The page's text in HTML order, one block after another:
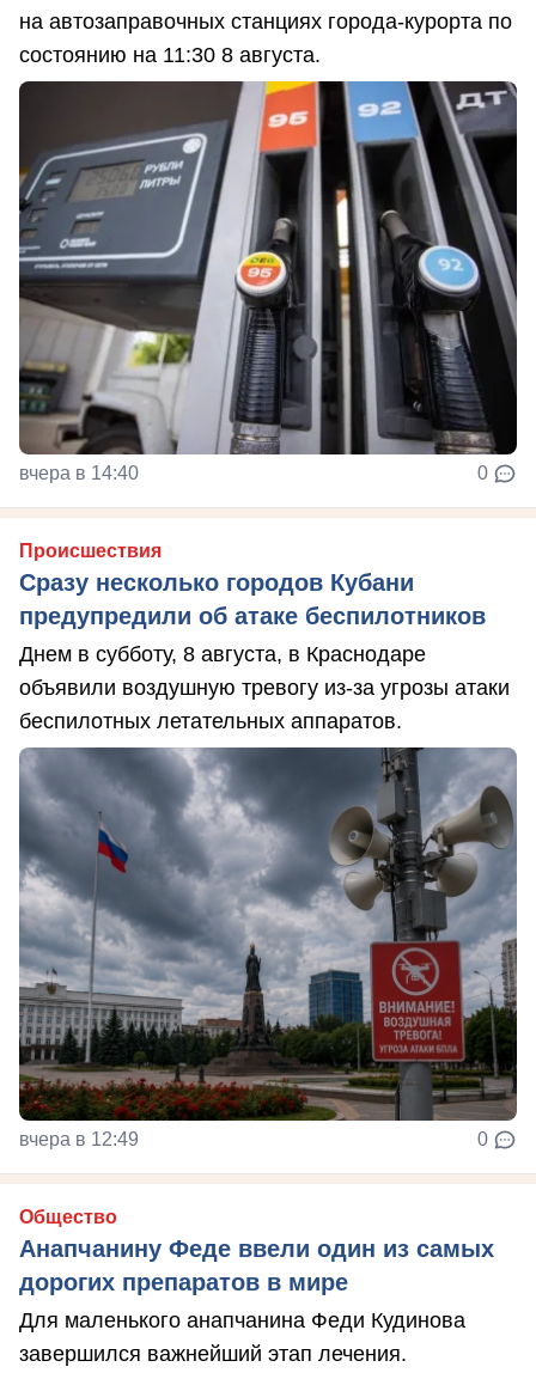
на автозаправочных станциях города-курорта по
состоянию на 11:30 8 августа.
вчера в 14:40 0
Происшествия
Сразу несколько городов Кубани
предупредили об атаке беспилотников
Днем в субботу, 8 августа, в Краснодаре
объявили воздушную тревогу из-за угрозы атаки
беспилотных летательных аппаратов.
вчера в 12:49 0
Общество
Анапчанину Феде ввели один из самых
дорогих препаратов в мире
Для маленького анапчанина Феди Кудинова
завершился важнейший этап лечения.